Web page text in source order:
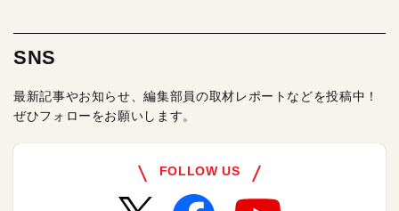
SNS
最新記事やお知らせ、編集部員の取材レポートなどを投稿中！
ぜひフォローをお願いします。
FOLLOW US